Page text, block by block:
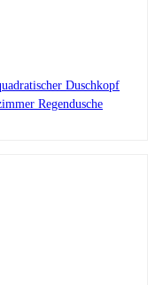
Duschkopf
Regendusche